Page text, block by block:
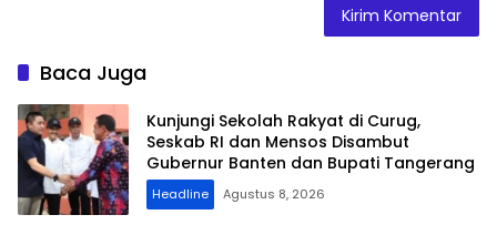
Baca Juga
Kunjungi Sekolah Rakyat di Curug,
Seskab RI dan Mensos Disambut
Gubernur Banten dan Bupati Tangerang
Headline Agustus 8, 2026